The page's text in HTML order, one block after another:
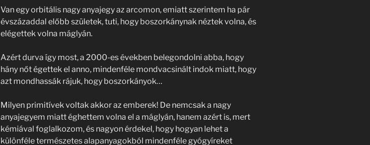
Van egy orbitális nagy anyajegy az arcomon, emiatt szerintem ha pár
évszázaddal előbb születek, tuti, hogy boszorkánynak néztek volna, és
elégettek volna máglyán.
Azért durva így most, a 2000-es években belegondolni abba, hogy
hány nőt égettek el anno, mindenféle mondvacsinált indok miatt, hogy
azt mondhassák rájuk, hogy boszorkányok…
Milyen primitívek voltak akkor az emberek! De nemcsak a nagy
anyajegyem miatt éghettem volna el a máglyán, hanem azért is, mert
kémiával foglalkozom, és nagyon érdekel, hogy hogyan lehet a
különféle természetes alapanyagokból mindenféle gyógyíreket